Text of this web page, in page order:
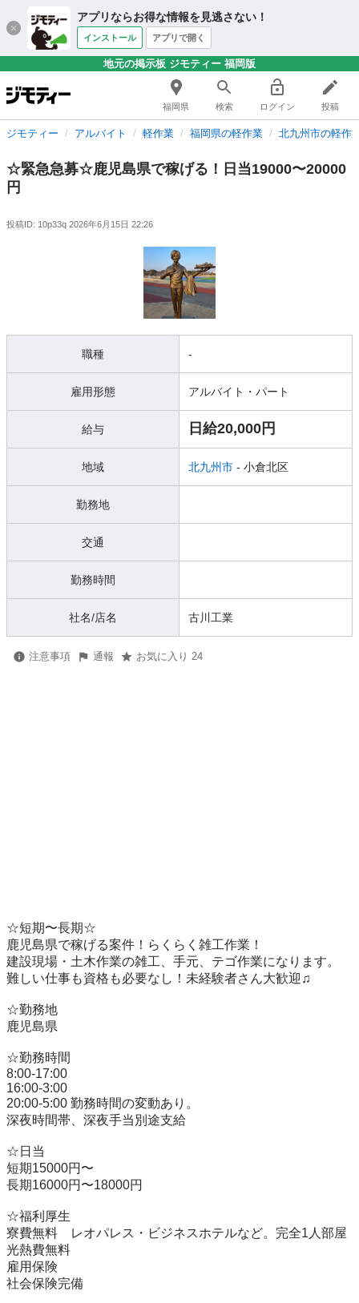
アプリならお得な情報を見逃さない！
インストール アプリで開く
地元の掲示板 ジモティー 福岡版
福岡県 検索 ログイン 投稿
ジモティー アルバイト 軽作業 福岡県の軽作業 北九州市の軽作
☆緊急急募☆鹿児島県で稼げる！日当19000〜20000
円
投稿ID: 10p33q 2026年6月15日 22:26
職種 -
雇用形態 アルバイト・パート
給与 日給20,000円
地域 北九州市 - 小倉北区
勤務地
交通
勤務時間
社名/店名 古川工業
注意事項 通報 お気に入り 24
☆短期〜長期☆
鹿児島県で稼げる案件！らくらく雑工作業！
建設現場・土木作業の雑工、手元、テゴ作業になります。
難しい仕事も資格も必要なし！未経験者さん大歓迎♫
☆勤務地
鹿児島県
☆勤務時間
8:00-17:00
16:00-3:00
20:00-5:00 勤務時間の変動あり。
深夜時間帯、深夜手当別途支給
☆日当
短期15000円〜
長期16000円〜18000円
☆福利厚生
寮費無料　レオパレス・ビジネスホテルなど。完全1人部屋
光熱費無料
雇用保険
社会保険完備